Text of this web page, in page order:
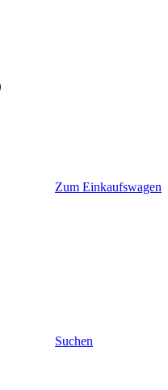
Zum Einkaufswagen
Suchen